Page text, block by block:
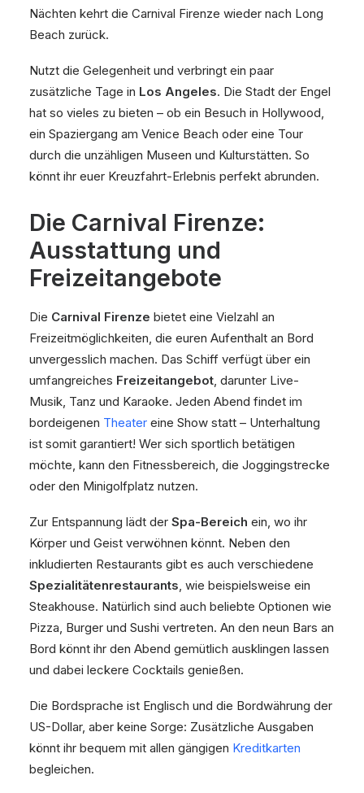
Nächten kehrt die Carnival Firenze wieder nach Long
Beach zurück.
Nutzt die Gelegenheit und verbringt ein paar
zusätzliche Tage in Los Angeles. Die Stadt der Engel
hat so vieles zu bieten – ob ein Besuch in Hollywood,
ein Spaziergang am Venice Beach oder eine Tour
durch die unzähligen Museen und Kulturstätten. So
könnt ihr euer Kreuzfahrt-Erlebnis perfekt abrunden.
Die Carnival Firenze:
Ausstattung und
Freizeitangebote
Die Carnival Firenze bietet eine Vielzahl an
Freizeitmöglichkeiten, die euren Aufenthalt an Bord
unvergesslich machen. Das Schiff verfügt über ein
umfangreiches Freizeitangebot, darunter Live-
Musik, Tanz und Karaoke. Jeden Abend findet im
bordeigenen Theater eine Show statt – Unterhaltung
ist somit garantiert! Wer sich sportlich betätigen
möchte, kann den Fitnessbereich, die Joggingstrecke
oder den Minigolfplatz nutzen.
Zur Entspannung lädt der Spa-Bereich ein, wo ihr
Körper und Geist verwöhnen könnt. Neben den
inkludierten Restaurants gibt es auch verschiedene
Spezialitätenrestaurants, wie beispielsweise ein
Steakhouse. Natürlich sind auch beliebte Optionen wie
Pizza, Burger und Sushi vertreten. An den neun Bars an
Bord könnt ihr den Abend gemütlich ausklingen lassen
und dabei leckere Cocktails genießen.
Die Bordsprache ist Englisch und die Bordwährung der
US-Dollar, aber keine Sorge: Zusätzliche Ausgaben
könnt ihr bequem mit allen gängigen Kreditkarten
begleichen.